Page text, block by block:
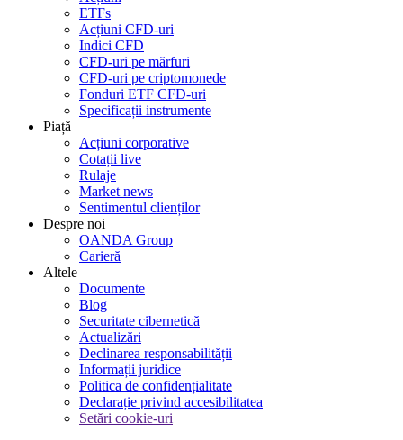
ETFs
Acțiuni CFD-uri
Indici CFD
CFD-uri pe mărfuri
CFD-uri pe criptomonede
Fonduri ETF CFD-uri
Specificații instrumente
Piață
Acțiuni corporative
Cotații live
Rulaje
Market news
Sentimentul clienților
Despre noi
OANDA Group
Carieră
Altele
Documente
Blog
Securitate cibernetică
Actualizări
Declinarea responsabilității
Informații juridice
Politica de confidențialitate
Declarație privind accesibilitatea
Setări cookie-uri